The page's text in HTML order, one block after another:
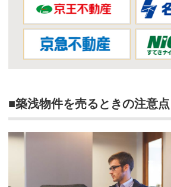
■築浅物件を売るときの注意点